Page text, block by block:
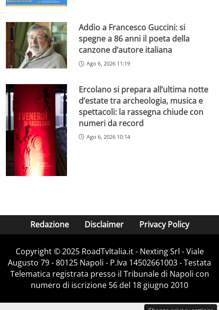
Addio a Francesco Guccini: si
spegne a 86 anni il poeta della
canzone d’autore italiana
Ago 6, 2026 11:19
Ercolano si prepara all’ultima notte
d’estate tra archeologia, musica e
spettacoli: la rassegna chiude con
numeri da record
Ago 6, 2026 10:14
Redazione Disclaimer Privacy Policy
Copyright ©️ 2025 RoadTvItalia.it - Nexting Srl - Viale
Augusto 79 - 80125 Napoli - P.Iva 14502661003 - Testata
Telematica registrata presso il Tribunale di Napoli con
numero di iscrizione 56 del 18 giugno 2010